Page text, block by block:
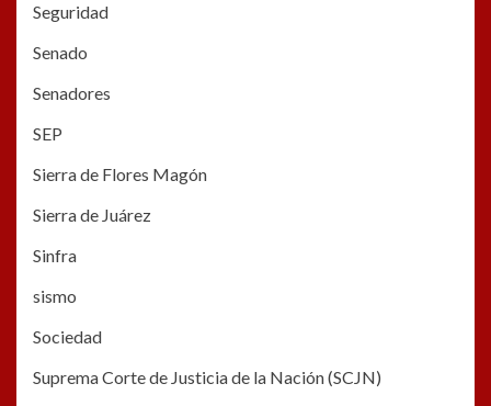
Seguridad
Senado
Senadores
SEP
Sierra de Flores Magón
Sierra de Juárez
Sinfra
sismo
Sociedad
Suprema Corte de Justicia de la Nación (SCJN)